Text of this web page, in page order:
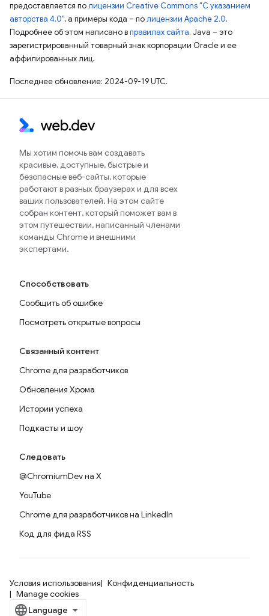
предоставляется полицензии Creative Commons "С указанием
авторства 4.0", а примеры кода – полицензии Apache 2.0.
Подробнее об этом написано вправилах сайта. Java – это
зарегистрированный товарный знак корпорации Oracle и ее
аффилированных лиц.
Последнее обновление: 2024-09-19 UTC.
Мы хотим помочь вам создавать
красивые, доступные, быстрые и
безопасные веб-сайты, которые
работают в разных браузерах и для всех
ваших пользователей. На этом сайте
собран контент, который поможет вам в
этом путешествии, написанный членами
команды Chrome и внешними
экспертами.
Способствовать
Сообщить об ошибке
Посмотреть открытые вопросы
Связанный контент
Chrome для разработчиков
Обновления Хрома
Истории успеха
Подкасты и шоу
Следовать
@ChromiumDev на X
YouTube
Chrome для разработчиков на LinkedIn
Код для фида RSS
Условия использования
Конфиденциальность
Manage cookies